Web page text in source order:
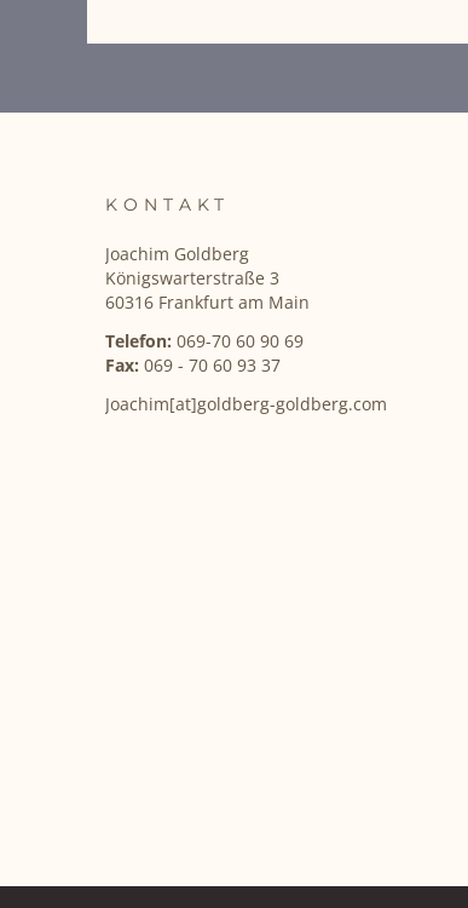
KONTAKT
Joachim Goldberg
Königswarterstraße 3
60316 Frankfurt am Main
Telefon: 069-70 60 90 69
Fax: 069 - 70 60 93 37
Joachim[at]goldberg-goldberg.com